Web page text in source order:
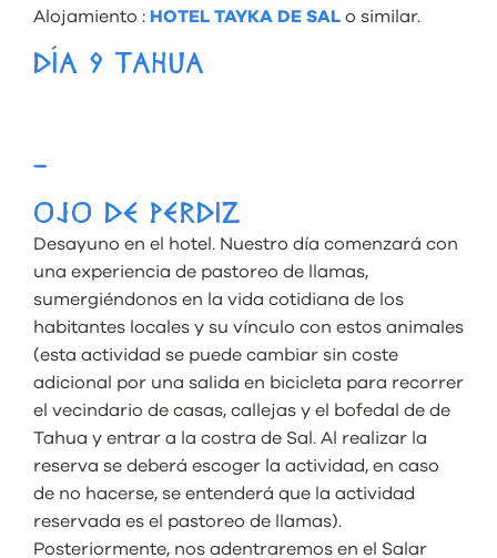
Alojamiento : HOTEL TAYKA DE SAL o similar.
DÍA 9 TAHUA
–
OJO DE PERDIZ
Desayuno en el hotel. Nuestro día comenzará con
una experiencia de pastoreo de llamas,
sumergiéndonos en la vida cotidiana de los
habitantes locales y su vínculo con estos animales
(esta actividad se puede cambiar sin coste
adicional por una salida en bicicleta para recorrer
el vecindario de casas, callejas y el bofedal de de
Tahua y entrar a la costra de Sal. Al realizar la
reserva se deberá escoger la actividad, en caso
de no hacerse, se entenderá que la actividad
reservada es el pastoreo de llamas).
Posteriormente, nos adentraremos en el Salar